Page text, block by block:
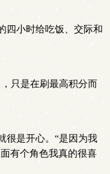
四小时给吃饭、交际和
只是在刷最高积分而
很是开心。“是因为我
有个角色我真的很喜